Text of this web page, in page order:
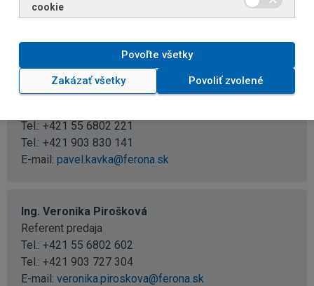
HUMENNÉ, MEDZILABORCE, SNINA, MICHALOVCE,
SOBRANCE, TREBIŠOV, VRANOV NAD TOPĽOU,
Pavel Kavka
Tel.: +421 55 6802 221
Tel.: +421 903 830 141
E-mail: pavel.kavka@ferona.sk
Ing. Veronika Pirošková
Referent predaja
Tel.: +421 55 6802 602
Tel.: +421 903 727 304
E-mail: veronika.piroskova@ferona.sk
cookie
Povoľte všetky
Zakázať všetky Povoliť zvolené